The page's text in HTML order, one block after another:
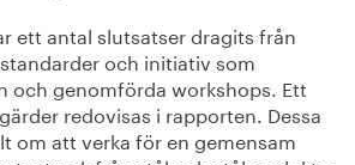
ett antal slutsatser dragits från
och initiativ som
och genomförda workshops. Ett
redovisas i rapporten. Dessa
om att verka för en gemensam